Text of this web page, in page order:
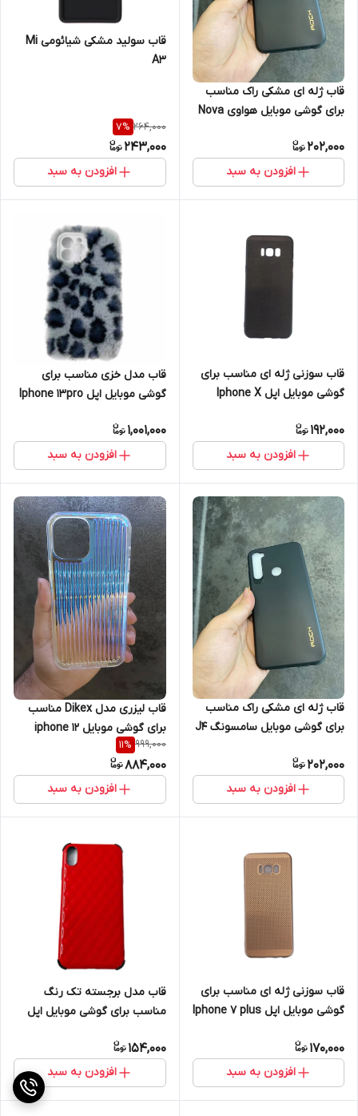
قاب ژله ای مشکی راک مناسب
برای گوشی موبایل هواوی Nova
202,000
افزودن به سبد
قاب سولید مشکی شیائومی Mi
A3
264,000
7%
243,000
افزودن به سبد
قاب سوزنی ژله ای مناسب برای
گوشی موبایل اپل Iphone X
192,000
افزودن به سبد
قاب مدل خزی مناسب برای
گوشی موبایل اپل Iphone 13pro
1,001,000
افزودن به سبد
قاب ژله ای مشکی راک مناسب
برای گوشی موبایل سامسونگ J4
202,000
افزودن به سبد
قاب لیزری مدل Dikex مناسب
برای گوشی موبایل iphone 12
promax
999,000
11%
884,000
افزودن به سبد
قاب سوزنی ژله ای مناسب برای
گوشی موبایل اپل Iphone 7 plus
170,000
افزودن به سبد
قاب مدل برجسته تک رنگ
مناسب برای گوشی موبایل اپل
154,000
افزودن به سبد